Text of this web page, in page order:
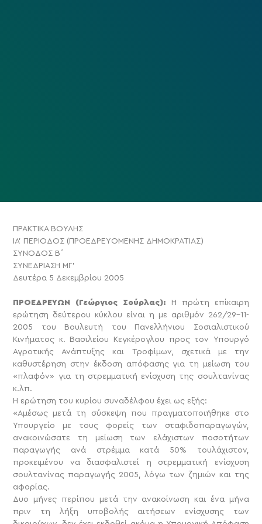
ΠΡΑΚΤΙΚΑ ΒΟΥΛΗΣ
ΙΑ’ ΠΕΡΙΟΔΟΣ (ΠΡΟΕΔΡΕΥΟΜΕΝΗΣ ΔΗΜΟΚΡΑΤΙΑΣ)
ΣΥΝΟΔΟΣ Β΄
ΣΥΝΕΔΡΙΑΣΗ ΜΓ’
Δευτέρα 5 Δεκεμβρίου 2005
ΠΡΟΕΔΡΕΥΩΝ (Γεώργιος Σούρλας): Η πρώτη επίκαιρη
ερώτηση δεύτερου κύκλου είναι η με αριθμόν 262/29-11-
2005 του Βουλευτή του Πανελλήνιου Σοσιαλιστικού
Κινήματος κ. Βασιλείου Κεγκέρογλου προς τον Υπουργό
Αγροτικής Ανάπτυξης και Τροφίμων, σχετικά με την
καθυστέρηση στην έκδοση απόφασης για τη μείωση του
«πλαφόν» για τη στρεμματική ενίσχυση της σουλτανίνας
κ.λπ.
Η ερώτηση του κυρίου συναδέλφου έχει ως εξής:
«Αμέσως μετά τη σύσκεψη που πραγματοποιήθηκε στο
Υπουργείο με τους φορείς των σταφιδοπαραγωγών,
ανακοινώσατε τη μείωση των ελάχιστων ποσοτήτων
παραγωγής ανά στρέμμα κατά 50% τουλάχιστον,
προκειμένου να διασφαλιστεί η στρεμματική ενίσχυση
σουλτανίνας παραγωγής 2005, λόγω των ζημιών και της
αφορίας.
Δυο μήνες περίπου μετά την ανακοίνωση και ένα μήνα
πριν τη λήξη υποβολής αιτήσεων ενίσχυσης των